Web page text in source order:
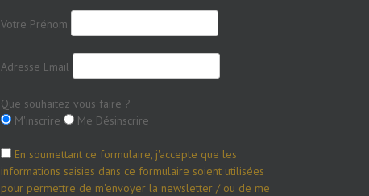
Votre Prénom
Adresse Email
Que souhaitez vous faire ?
M'inscrire
Me Désinscrire
En soumettant ce formulaire, j'accepte que les
informations saisies dans ce formulaire soient utilisées
pour permettre de m'envoyer la newsletter / ou de me